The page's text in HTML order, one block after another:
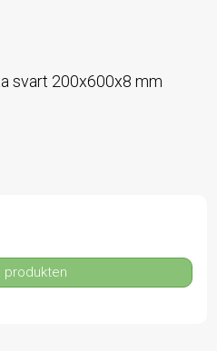
svart 200x600x8 mm
produkten